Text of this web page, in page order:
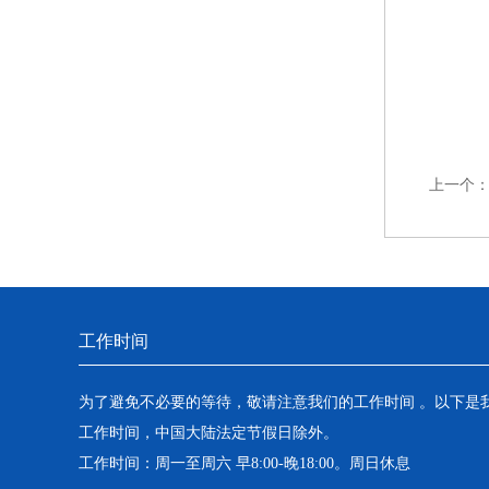
上一个：
工作时间
为了避免不必要的等待，敬请注意我们的工作时间 。以下是
工作时间，中国大陆法定节假日除外。
工作时间：周一至周六 早8:00-晚18:00。周日休息